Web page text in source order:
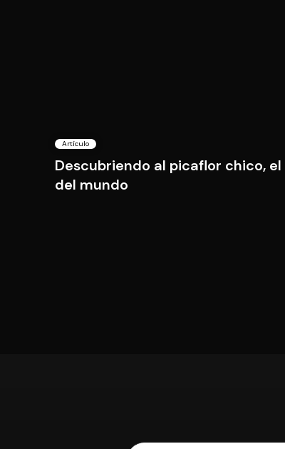
Artículo
Descubriendo al picaflor chico,
del mundo